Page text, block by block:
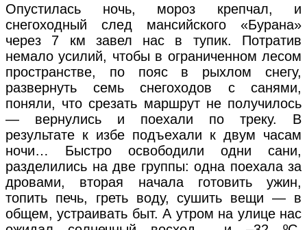
Опустилась ночь, мороз крепчал, и
снегоходный след мансийского «Бурана»
через 7 км завел нас в тупик. Потратив
немало усилий, чтобы в ограниченном лесом
пространстве, по пояс в рыхлом снегу,
развернуть семь снегоходов с санями,
поняли, что срезать маршрут не получилось
— вернулись и поехали по треку. В
результате к избе подъехали к двум часам
ночи… Быстро освободили одни сани,
разделились на две группы: одна поехала за
дровами, вторая начала готовить ужин,
топить печь, греть воду, сушить вещи — в
общем, устраивать быт. А утром на улице нас